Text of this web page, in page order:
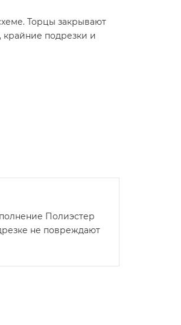
Торцы закрывают
крайние подрезки и
Полиэстер
не повреждают